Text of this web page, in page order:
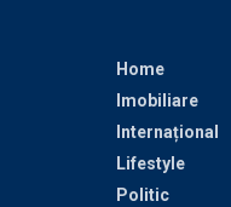
Home
Imobiliare
Internațional
Lifestyle
Politic